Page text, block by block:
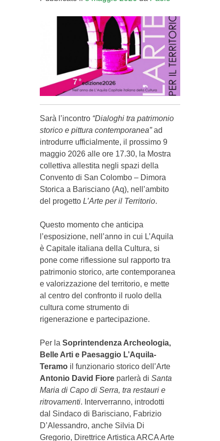
Sarà l’incontro “Dialoghi tra patrimonio
storico e pittura contemporanea”ad
introdurre ufficialmente, il prossimo 9
maggio 2026 alle ore 17.30, la Mostra
collettiva allestita negli spazi della
Convento di San Colombo – Dimora
Storica a Barisciano (Aq), nell’ambito
del progetto L’Arte per il Territorio.
Questo momento che anticipa
l’esposizione, nell’anno in cui L’Aquila
è Capitale italiana della Cultura, si
pone come riflessione sul rapporto tra
patrimonio storico, arte contemporanea
e valorizzazione del territorio, e mette
al centro del confronto il ruolo della
cultura come strumento di
rigenerazione e partecipazione.
Per la Soprintendenza Archeologia,
Belle Arti e Paesaggio L’Aquila-
Teramoil funzionario storico dell’Arte
Antonio David Fioreparlerà di Santa
Maria di Capo di Serra, tra restauri e
ritrovamenti. Interverranno, introdotti
dal Sindaco di Barisciano, Fabrizio
D’Alessandro, anche Silvia Di
Gregorio, Direttrice Artistica ARCA Arte